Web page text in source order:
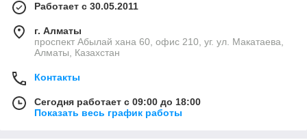
Работает с 30.05.2011
г. Алматы
проспект Абылай хана 60, офис 210, уг. ул. Макатаева,
Алматы, Казахстан
Контакты
Сегодня работает с 09:00 до 18:00
Показать весь график работы